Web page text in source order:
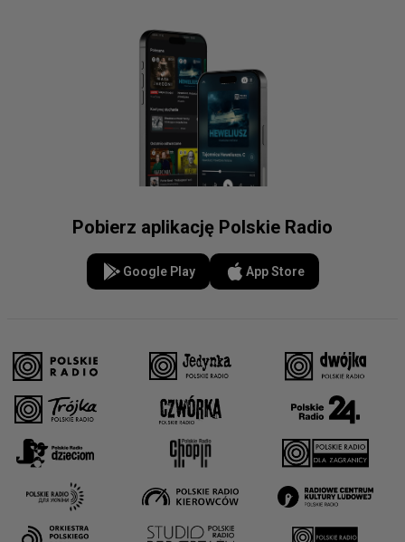
Pobierz aplikację Polskie Radio
Google Play App Store